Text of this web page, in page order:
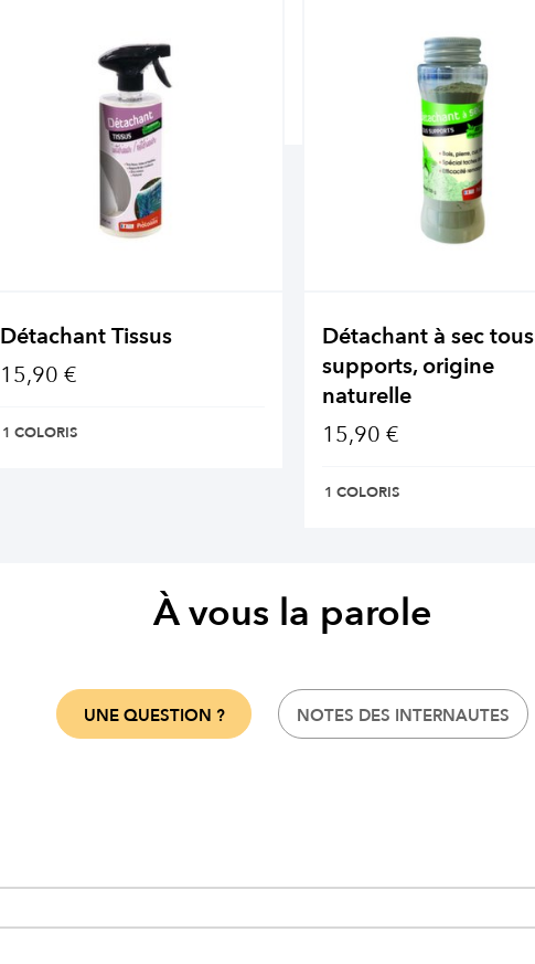
Détachant Tissus
15,90 €
1 COLORIS
Détachant à sec tous
supports, origine
naturelle
15,90 €
1 COLORIS
À vous la parole
UNE QUESTION ? NOTES DES INTERNAUTES